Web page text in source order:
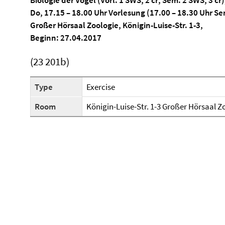
Do, 17.15 – 18.00 UhrVorlesung (17.00 – 18.30 Uhr
Großer Hörsaal Zoologie, Königin-Luise-Str. 1-3,
Beginn: 27.04.2017
(23 201b)
Type
Exercise
Room
Königin-Luise-Str. 1-3 Großer Hörsaal